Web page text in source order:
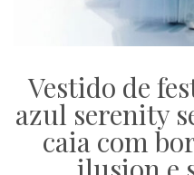
Vestido de
azul serenity
caia com